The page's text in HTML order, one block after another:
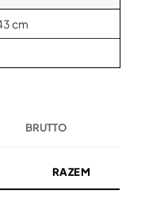
cm
BRUTTO
RAZEM